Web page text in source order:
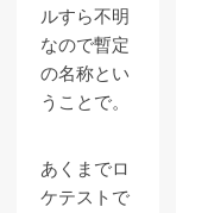
ルすら不明
なので暫定
の名称とい
うことで。
あくまでロ
ケテストで